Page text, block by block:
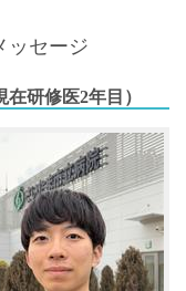
ッセージ
研修医2年目）